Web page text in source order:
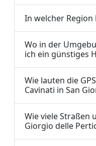
In welcher Region
Wo in der
ich ein günstiges
Wie lauten die
Cavinati in San
Wie viele Straßen
Giorgio delle